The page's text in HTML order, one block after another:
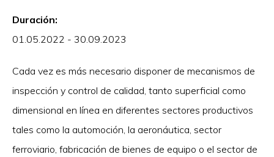
Duración:
01.05.2022 - 30.09.2023
Cada vez es más necesario disponer de mecanismos de
inspección y control de calidad, tanto superficial como
dimensional en línea en diferentes sectores productivos
tales como la automoción, la aeronáutica, sector
ferroviario, fabricación de bienes de equipo o el sector de